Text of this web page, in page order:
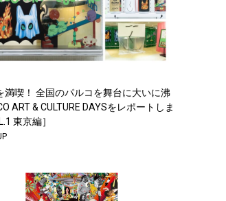
満喫！ 全国のパルコを舞台に大いに沸
ART & CULTURE DAYSをレポートしま
東京編］